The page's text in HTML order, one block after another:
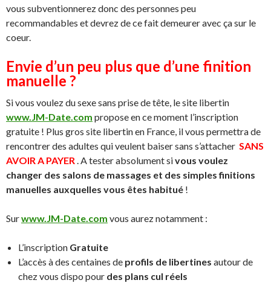
vous subventionnerez donc des personnes peu
recommandables et devrez de ce fait demeurer avec ça sur le
coeur.
Envie d’un peu plus que d’une finition
manuelle ?
Si vous voulez du sexe sans prise de tête, le site libertin
www.JM-Date.com propose en ce moment l’inscription
gratuite ! Plus gros site libertin en France, il vous permettra de
rencontrer des adultes qui veulent baiser sans s’attacher SANS
AVOIR A PAYER. A tester absolument sivous voulez
changer des salons de massages et des simples finitions
manuelles auxquelles vous êtes habitué !
Surwww.JM-Date.com vous aurez notamment :
L’inscription Gratuite
L’accès à des centaines de profils de libertines autour de
chez vous dispo pour des plans cul réels